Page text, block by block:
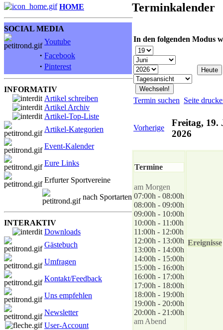
HOME
SOCIAL MEDIA
Youtube
· Facebook
· Pinterest
INFORMATIV
Artikel schreiben
Artikel Archiv
Artikel-Top-Liste
Artikel-Kategorien
Event-Kalender
Eure Links
Erfurter Sportvereine
nach Sportarten
INTERAKTIV
Downloads
Gästebuch
Umfragen
Kontakt/Feedback
Uns empfehlen
Newsletter
User-Account
Terminkalender
In den folgenden Modus
Termin suchen Seite
Vorherige
Freitag, 19.
2026
Termine
am Morgen
07:00h - 08:00h
08:00h - 09:00h
09:00h - 10:00h
10:00h - 11:00h
11:00h - 12:00h
12:00h - 13:00h
13:00h - 14:00h
14:00h - 15:00h
15:00h - 16:00h
16:00h - 17:00h
17:00h - 18:00h
18:00h - 19:00h
19:00h - 20:00h
20:00h - 21:00h
am Abend
Ereignisse